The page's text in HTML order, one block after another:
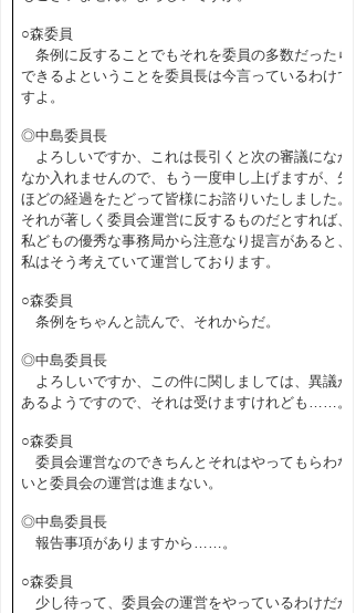
○森委員
条例に反することでもそれを委員の多数だったら
できるよということを委員長は今言っているわけで
すよ。
◎中島委員長
よろしいですか、これは長引くと次の審議になか
なか入れませんので、もう一度申し上げますが、先
ほどの経過をたどって皆様にお諮りいたしました。
それが著しく委員会運営に反するものだとすれば、
私どもの優秀な事務局から注意なり提言があると、
私はそう考えていて運営しております。
○森委員
条例をちゃんと読んで、それからだ。
◎中島委員長
よろしいですか、この件に関しましては、異議が
あるようですので、それは受けますけれども……。
○森委員
委員会運営なのできちんとそれはやってもらわな
いと委員会の運営は進まない。
◎中島委員長
報告事項がありますから……。
○森委員
少し待って、委員会の運営をやっているわけだか